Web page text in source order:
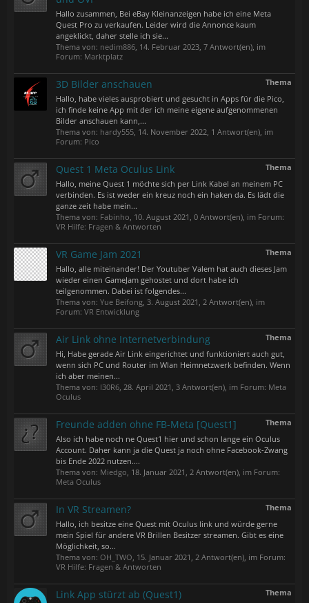
Hallo zusammen, Bei eBay Kleinanzeigen habe ich eine Meta
Quest Pro zu verkaufen. Leider wird die Annonce kaum
angeklickt, daher stelle ich sie...
Thema von: nedim886, 14. Februar 2023, 7 Antwort(en), im
Forum: Marktplatz
Thema
3D Bilder anschauen
Hallo, habe vieles ausprobiert und gesucht in Apps für die Pico,
ich finde keine App mit der ich meine eigene aufgenommenen
Bilder anschauen kann,...
Thema von: hardy555, 14. November 2022, 1 Antwort(en), im
Forum: Pico
Thema
Quest 1 Meta Oculus Link
Hallo, meine Quest 1 möchte sich per Link Kabel an meinem PC
verbinden. Es ist weder ein kreuz noch ein haken da. Es lädt die
ganze zeit habe mein...
Thema von: Fabinho, 10. August 2021 , 0 Antwort(en), im Forum:
VR Hilfe: Fragen & Antworten
Thema
VR Game Jam 2021
Hallo, alle miteinander! Der Youtuber Valem hat auch dieses Jam
wieder einen GameJam gehostet und dort habe ich
teilgenommen. Dabei ist folgendes...
Thema von: Yue Beifong, 3. August 2021 , 2 Antwort(en), im
Forum: VR Entwicklung
Thema
Air Link ohne Internetverbindung
Hi, Habe gerade Air Link eingerichtet und funktioniert auch gut,
wenn sich PC und Router im Wlan Heimnetzwerk befinden. Wenn
ich aber meinen...
Thema von: I30R6, 28. April 2021 , 3 Antwort(en), im Forum: Meta
Oculus
Thema
Freunde adden ohne FB-Meta [Quest1]
Also ich habe noch ne Quest1 hier und schon lange ein Oculus
Account. Daher kann ja die Quest ja noch ohne Facebook-Zwang
bis Ende 2022 nutzen....
Thema von: Miedgo, 18. Januar 2021 , 2 Antwort(en), im Forum:
Meta Oculus
Thema
In VR Streamen?
Hallo, ich besitze eine Quest mit Oculus link und würde gerne
mein Spiel für andere VR Brillen Besitzer streamen. Gibt es eine
Möglichkeit, so...
Thema von: OH_TWO, 15. Januar 2021 , 2 Antwort(en), im Forum:
VR Hilfe: Fragen & Antworten
Thema
Link App stürzt ab (Quest1)